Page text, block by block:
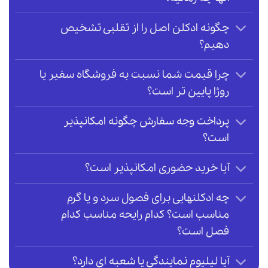
چگونه ادکلن اصل را از تقلبی تشخیص
دهیم؟
چرا قیمت شما نسبت به فروشگاه سفیر یا
روژا پایین تر است؟
پرداخت وجه سفارش چگونه امکانپذیر
است؟
آیا خرید حضوری امکانپذیر است؟
چه ادکلنهایی برای فصول سرد و یا گرم
مناسب است؟ کدام رایحه مناسب کدام
فصل است؟
آیا لیلیوم نمایندگی یا شعبه ای دارد؟